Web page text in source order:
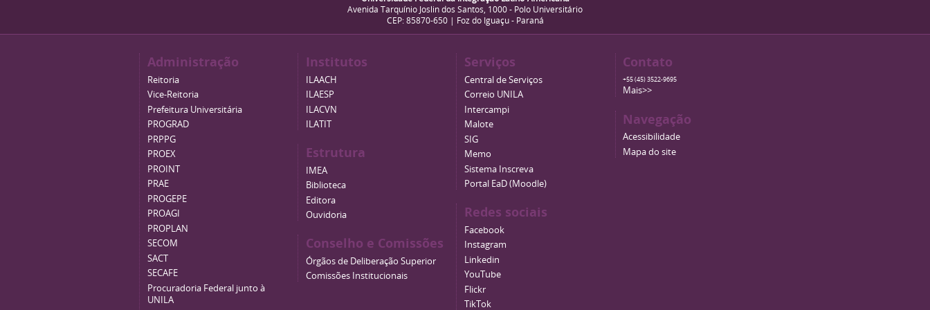
Avenida Tarquínio Joslin dos Santos, 1000 - Polo Universitário
CEP: 85870-650 | Foz do Iguaçu - Paraná
Administração
Reitoria
Vice-Reitoria
Prefeitura Universitária
PROGRAD
PRPPG
PROEX
PROINT
PRAE
PROGEPE
PROAGI
PROPLAN
SECOM
SACT
SECAFE
Procuradoria Federal junto à
UNILA
Institutos
ILAACH
ILAESP
ILACVN
ILATIT
Estrutura
IMEA
Biblioteca
Editora
Ouvidoria
Conselho e Comissões
Órgãos de Deliberação Superior
Comissões Institucionais
Serviços
Central de Serviços
Correio UNILA
Intercampi
Malote
SIG
Memo
Sistema Inscreva
Portal EaD (Moodle)
Redes sociais
Facebook
Instagram
Linkedin
YouTube
Flickr
TikTok
Contato
+55 (45) 3522-9695
Mais>>
Navegação
Acessibilidade
Mapa do site